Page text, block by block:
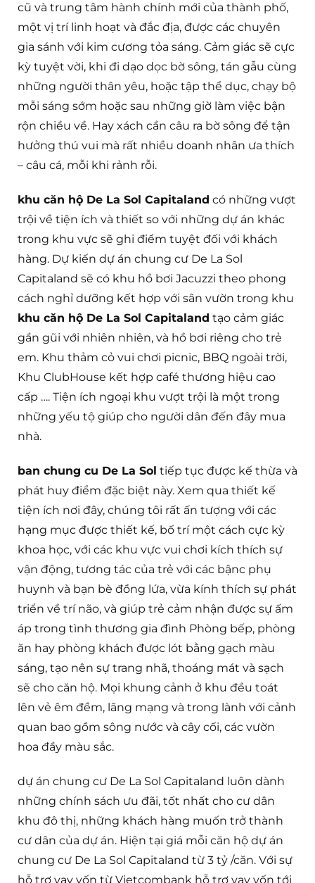
cũ và trung tâm hành chính mới của thành phố,
một vị trí linh hoạt và đắc địa, được các chuyên
gia sánh với kim cương tỏa sáng. Cảm giác sẽ cực
kỳ tuyệt vời, khi đi dạo dọc bờ sông, tán gẫu cùng
những người thân yêu, hoặc tập thể dục, chạy bộ
mỗi sáng sớm hoặc sau những giờ làm việc bận
rộn chiều về. Hay xách cần câu ra bờ sông để tận
hưởng thú vui mà rất nhiều doanh nhân ưa thích
– câu cá, mỗi khi rảnh rỗi.
khu căn hộ De La Sol Capitaland có những vượt
trội về tiện ích và thiết so với những dự án khác
trong khu vực sẽ ghi điểm tuyệt đối với khách
hàng. Dự kiến dự án chung cư De La Sol
Capitaland sẽ có khu hồ bơi Jacuzzi theo phong
cách nghỉ dưỡng kết hợp với sân vườn trong khu
khu căn hộ De La Sol Capitaland tạo cảm giác
gần gũi với nhiên nhiên, và hồ bơi riêng cho trẻ
em. Khu thảm cỏ vui chơi picnic, BBQ ngoài trời,
Khu ClubHouse kết hợp café thương hiệu cao
cấp …. Tiện ích ngoại khu vượt trội là một trong
những yếu tộ giúp cho người dân đến đây mua
nhà.
ban chung cu De La Sol tiếp tục được kế thừa và
phát huy điểm đặc biệt này. Xem qua thiết kế
tiện ích nơi đây, chúng tôi rất ấn tượng với các
hạng mục được thiết kế, bố trí một cách cực kỳ
khoa học, với các khu vực vui chơi kích thích sự
vận động, tương tác của trẻ với các bậnc phụ
huynh và bạn bè đồng lứa, vừa kính thích sự phát
triển về trí não, và giúp trẻ cảm nhận được sự ấm
áp trong tình thương gia đình Phòng bếp, phòng
ăn hay phòng khách được lót bằng gạch màu
sáng, tạo nên sự trang nhã, thoáng mát và sạch
sẽ cho căn hộ. Mọi khung cảnh ở khu đều toát
lên vẻ êm đềm, lãng mạng và trong lành với cảnh
quan bao gồm sông nước và cây cối, các vườn
hoa đầy màu sắc.
dự án chung cư De La Sol Capitaland luôn dành
những chính sách ưu đãi, tốt nhất cho cư dân
khu đô thị, những khách hàng muốn trở thành
cư dân của dự án. Hiện tại giá mỗi căn hộ dự án
chung cư De La Sol Capitaland từ 3 tỷ /căn. Với sự
hỗ trợ vay vốn từ Vietcombank hỗ trợ vay vốn tới